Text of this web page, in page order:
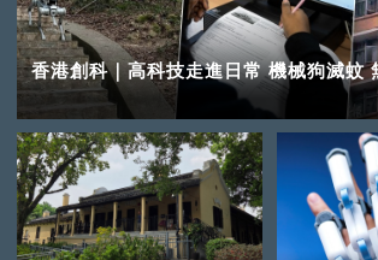
香港創科｜高科技走進日常 機械狗滅蚊